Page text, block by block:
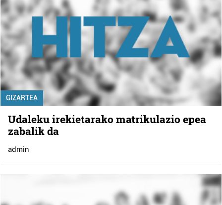
GIZARTEA
Udaleku irekietarako matrikulazio epea
zabalik da
admin